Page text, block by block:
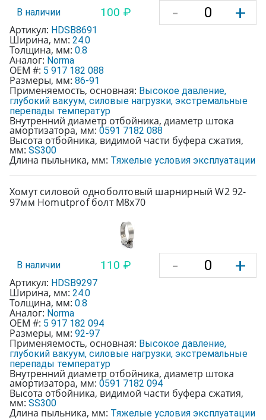
В наличии 100 ₽ - +
Артикул: HDSB8691
Ширина, мм: 24.0
Толщина, мм: 0.8
Аналог: Norma
OEM #: 5 917 182 088
Размеры, мм: 86-91
Применяемость, основная: Высокое давление,
глубокий вакуум, силовые нагрузки, экстремальные
перепады температур
Внутренний диаметр отбойника, диаметр штока
амортизатора, мм: 0591 7182 088
Высота отбойника, видимой части буфера сжатия,
мм: SS300
Длина пыльника, мм: Тяжелые условия эксплуатации
Хомут силовой одноболтовый шарнирный W2 92-
97мм Homutprof болт М8х70
В наличии 110 ₽ - +
Артикул: HDSB9297
Ширина, мм: 24.0
Толщина, мм: 0.8
Аналог: Norma
OEM #: 5 917 182 094
Размеры, мм: 92-97
Применяемость, основная: Высокое давление,
глубокий вакуум, силовые нагрузки, экстремальные
перепады температур
Внутренний диаметр отбойника, диаметр штока
амортизатора, мм: 0591 7182 094
Высота отбойника, видимой части буфера сжатия,
мм: SS300
Длина пыльника, мм: Тяжелые условия эксплуатации